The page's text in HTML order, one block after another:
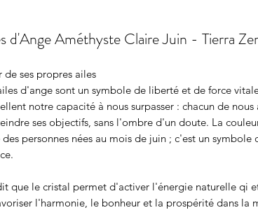
d'Ange Améthyste Claire Juin - Tierra
de ses propres ailes
d'ange sont un symbole de liberté et de force
notre capacité à nous surpasser : chacun de
ses objectifs, sans l'ombre d'un doute. La
des personnes nées au mois de juin ; c'est un
que le cristal permet d'activer l'énergie naturelle qi
l'harmonie, le bonheur et la prospérité dans la